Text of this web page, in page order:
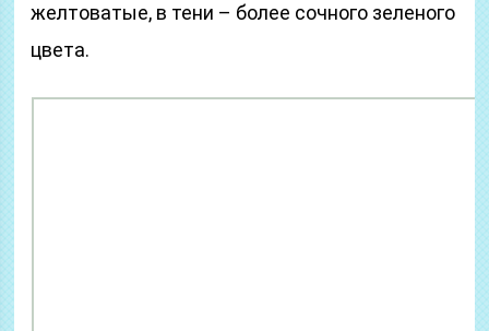
желтоватые, в тени – более сочного зеленого
цвета.